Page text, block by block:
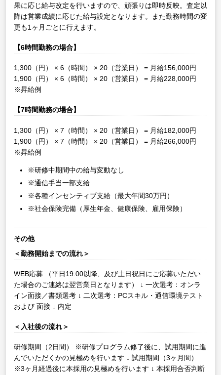
果に応じ給与改定を行いますので、頑張りは即時反映。査定以
降は営業成績に応じた給与設定となります。また勤務時間の変
更も1ヶ月ごとに行えます。
【6時間勤務の場合】
1,300（円） × 6（時間） × 20（営業日） = 月給156,000円
1,900（円） × 6（時間） × 20（営業日） = 月給228,000円
※昇給例
【7時間勤務の場合】
1,300（円） × 7（時間） × 20（営業日） = 月給182,000円
1,900（円） × 7（時間） × 20（営業日） = 月給266,000円
※昇給例
※研修中期間中の給与変動なし
※通信手当一部支給
※各種インセンティブ支給（最大年間30万円）
※社会保険完備（厚生年金、健康保険、雇用保険）
その他
＜勤務開始までの流れ＞
WEB応募 （平日19:00以降、及び土日祝日にご応募いただい
た場合のご連絡は翌営業日となります）
↓ 一次選考：オンラ
イン面接／書類選考 ↓ 二次選考：PCスキル・通信環境テスト
および 面接 ↓ 内定
＜入社後の流れ＞
研修期間（2日間）
※研修プログラム修了後に、試用期間に進
んでいただくかの見極めを行います ↓ 試用期間（3ヶ月間）
※3ヶ月経過後に本採用の見極めを行います ↓ 本採用合否判断